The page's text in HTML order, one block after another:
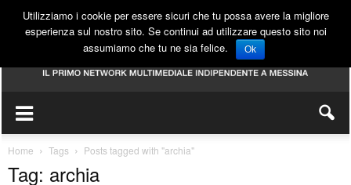
Home Tags Posts tagged with "archia"
Tag: archia
Utilizziamo i cookie per essere sicuri che tu possa avere la migliore
esperienza sul nostro sito. Se continui ad utilizzare questo sito noi
assumiamo che tu ne sia felice.
Ok